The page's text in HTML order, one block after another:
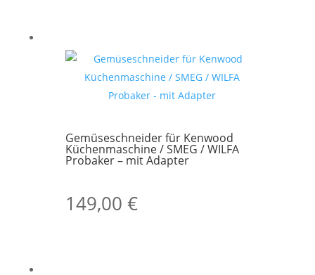
Gemüseschneider für Kenwood
Küchenmaschine / SMEG / WILFA
Probaker – mit Adapter
149,00€